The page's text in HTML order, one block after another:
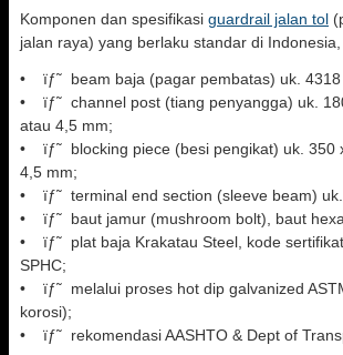
Komponen dan spesifikasi guardrail jalan tol
jalan raya) yang berlaku standar di
• ïƒ˜ beam baja (pagar pembatas) uk. 4318
• ïƒ˜ channel post (tiang penyangga) uk.
atau 4,5 mm;
• ïƒ˜ blocking piece (besi pengikat) uk. 350
4,5 mm;
• ïƒ˜ terminal end section (sleeve beam)
• ïƒ˜ baut jamur (mushroom bolt), baut
• ïƒ˜ plat baja Krakatau Steel, kode
SPHC;
• ïƒ˜ melalui proses hot dip galvanized
korosi);
• ïƒ˜ rekomendasi AASHTO & Dept of